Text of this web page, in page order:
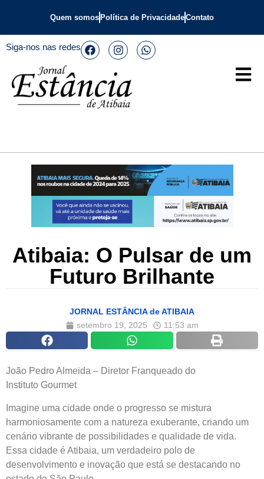
Quem somos Política de PrivacidadeContato
Siga-nos nas redes
Atibaia: O Pulsar de um
Futuro Brilhante
JORNAL ESTÂNCIA de ATIBAIA
setembro 19, 2025
11:53 am
João Pedro Almeida – Diretor Franqueado do
Instituto Gourmet
Imagine uma cidade onde o progresso se mistura
harmoniosamente com a natureza exuberante, criando um
cenário vibrante de possibilidades e qualidade de vida.
Essa cidade é Atibaia, um verdadeiro polo de
desenvolvimento e inovação que está se destacando no